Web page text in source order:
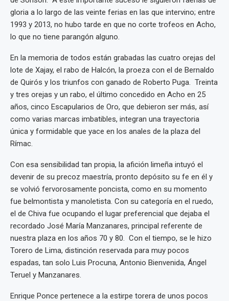
gloria a lo largo de las veinte ferias en las que intervino; entre
1993 y 2013, no hubo tarde en que no corte trofeos en Acho,
lo que no tiene parangón alguno.
En la memoria de todos están grabadas las cuatro orejas del
lote de Xajay, el rabo de Halcón, la proeza con el de Bernaldo
de Quirós y los triunfos con ganado de Roberto Puga. Treinta
y tres orejas y un rabo, el último concedido en Acho en 25
años, cinco Escapularios de Oro, que debieron ser más, así
como varias marcas imbatibles, integran una trayectoria
única y formidable que yace en los anales de la plaza del
Rímac.
Con esa sensibilidad tan propia, la afición limeña intuyó el
devenir de su precoz maestría, pronto depósito su fe en él y
se volvió fervorosamente poncista, como en su momento
fue belmontista y manoletista. Con su categoría en el ruedo,
el de Chiva fue ocupando el lugar preferencial que dejaba el
recordado José María Manzanares, principal referente de
nuestra plaza en los años 70 y 80. Con el tiempo, se le hizo
Torero de Lima, distinción reservada para muy pocos
espadas, tan solo Luis Procuna, Antonio Bienvenida, Ángel
Teruel y Manzanares.
Enrique Ponce pertenece a la estirpe torera de unos pocos